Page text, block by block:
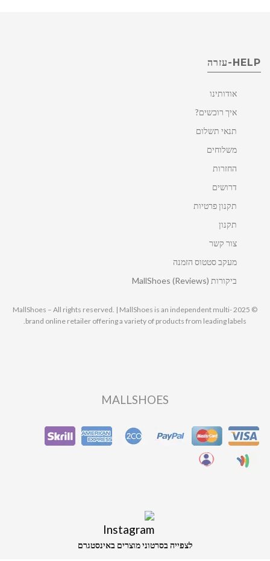
HELP-עזרה
אודותינו
איך רוכשים?
תנאי תשלום
משלוחים
החזרות
דרושים
תקנון פרטיות
תקנון
צור קשר
מעקב סטטוס הזמנה
ביקורות MallShoes (Reviews)
© 2025 MallShoes – All rights reserved. | MallShoes is an independent multi-
brand online retailer offering a variety of products from leading labels.
MALLSHOES
לצפייה בסרטוני מוצרים באינסטגרם